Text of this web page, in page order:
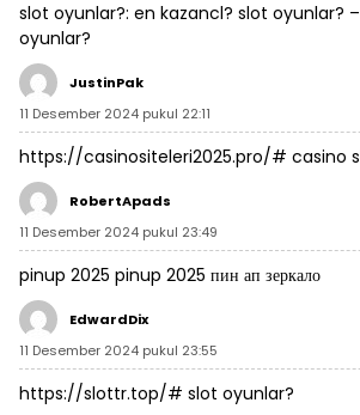
slot oyunlar?: en kazancl? slot oyunlar?
oyunlar?
JustinPak
11 Desember 2024 pukul 22:11
https://casinositeleri2025.pro/# casino
RobertApads
11 Desember 2024 pukul 23:49
pinup 2025 pinup 2025 пин ап зеркало
EdwardDix
11 Desember 2024 pukul 23:55
https://slottr.top/# slot oyunlar?